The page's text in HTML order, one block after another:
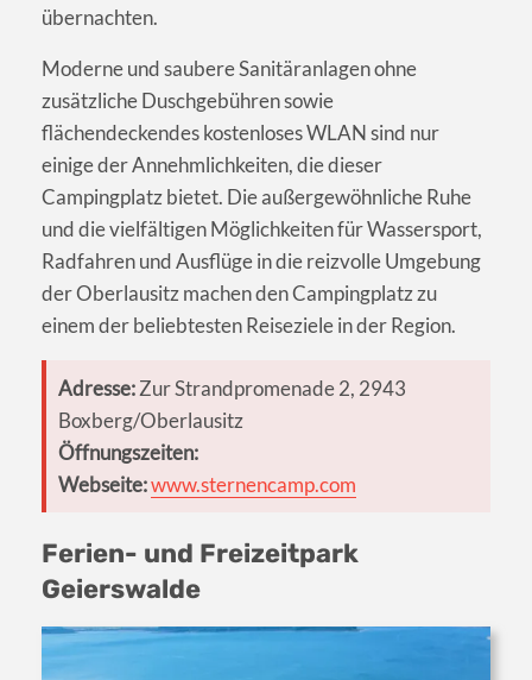
übernachten.
Moderne und saubere Sanitäranlagen ohne
zusätzliche Duschgebühren sowie
flächendeckendes kostenloses WLAN sind nur
einige der Annehmlichkeiten, die dieser
Campingplatz bietet. Die außergewöhnliche Ruhe
und die vielfältigen Möglichkeiten für Wassersport,
Radfahren und Ausflüge in die reizvolle Umgebung
der Oberlausitz machen den Campingplatz zu
einem der beliebtesten Reiseziele in der Region.
Adresse:Zur Strandpromenade 2, 2943
Boxberg/Oberlausitz
Öffnungszeiten:
Webseite:www.sternencamp.com
Ferien- und Freizeitpark
Geierswalde